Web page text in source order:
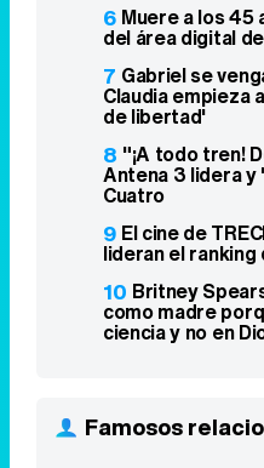
6 Muere a los 45
del área digital
7 Gabriel se
Claudia empieza
de libertad'
8 "¡A todo tren!
Antena 3 lidera
Cuatro
9 El cine de
lideran el
10 Britney
como madre
ciencia y no en
Famosos